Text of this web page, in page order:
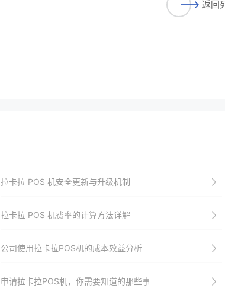
返回
拉卡拉 POS 机安全更新与升级机制
拉卡拉 POS 机费率的计算方法详解
公司使用拉卡拉POS机的成本效益分析
申请拉卡拉POS机，你需要知道的那些事